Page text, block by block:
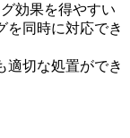
効果を得やすい
を同時に対応でき
適切な処置ができ